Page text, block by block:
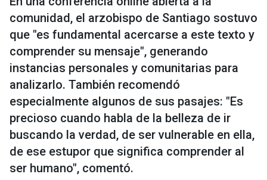
comunidad, el arzobispo de Santiago sostuvo
que "es fundamental acercarse a este texto y
comprender su mensaje", generando
instancias personales y comunitarias para
analizarlo. También recomendó
especialmente algunos de sus pasajes: "Es
precioso cuando habla de la belleza de ir
buscando la verdad, de ser vulnerable en ella,
de ese estupor que significa comprender al
ser humano", comentó.